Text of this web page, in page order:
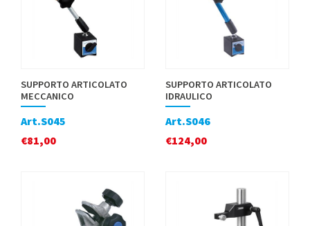
SUPPORTO ARTICOLATO
MECCANICO
Art.S045
€81,00
SUPPORTO ARTICOLATO
IDRAULICO
Art.S046
€124,00